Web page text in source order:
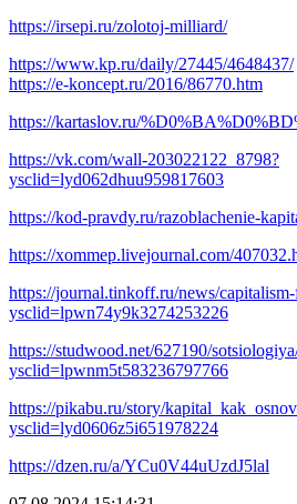
https://irsepi.ru/zolotoj-milliard/
https://www.kp.ru/daily/27445/4648437/
https://e-koncept.ru/2016/86770.htm
https://kartaslov.ru/
https://vk.com/wall-203022122_8798?
ysclid=lyd062dhuu959817603
https://kod-pravdy.ru/razoblachenie-
https://xommep.livejournal.com/
https://journal.tinkoff.ru/news/
ysclid=lpwn74y9k3274253226
https://studwood.net/627190/
ysclid=lpwnm5t583236797766
https://pikabu.ru/story/
ysclid=lyd0606z5i651978224
https://dzen.ru/a/YCu0V44uUzdJ5lal